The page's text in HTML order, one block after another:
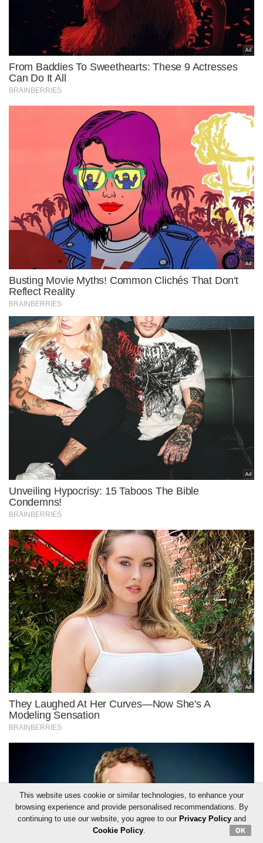
This website uses cookie or similar technologies, to enhance your
browsing experience and provide personalised recommendations. By
continuing to use our website, you agree to our Privacy Policyand
Cookie Policy. OK